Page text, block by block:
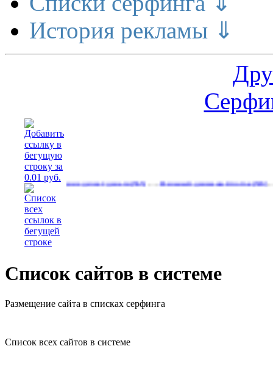
История рекламы ⇓
Расширение делает деньги(565)…Реальный денежный поток(593)…
Список сайтов в системе
Размещение сайта в списках серфинга
Список всех сайтов в системе